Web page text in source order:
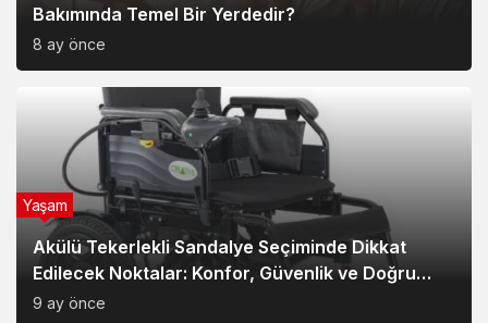
Bakımında Temel Bir Yerdedir?
8 ay önce
Akülü Tekerlekli Sandalye Seçiminde Dikkat
Edilecek Noktalar: Konfor, Güvenlik ve Doğru
Model Tercihi
9 ay önce
Yaşam